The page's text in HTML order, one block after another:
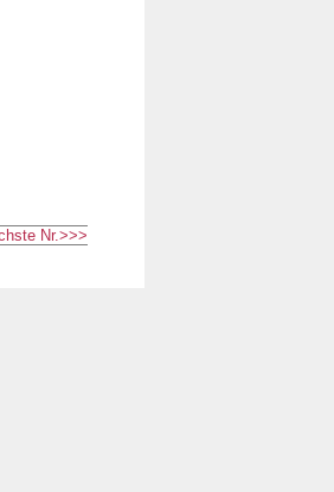
Nr.>>>